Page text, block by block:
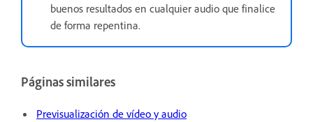
buenos resultados en cualquier audio que finalice
de forma repentina.
Páginas similares
Previsualización de vídeo y audio